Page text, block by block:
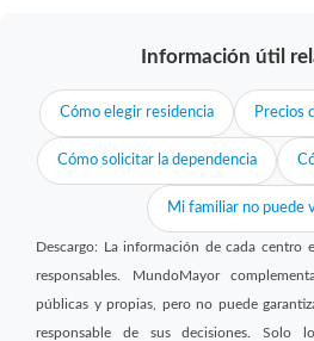
Información útil
Cómo elegir residencia Precios
Cómo solicitar la dependencia
Mi familiar no puede
Descargo: La información de cada centro
responsables. MundoMayor
públicas y propias, pero no puede
responsable de sus decisiones. Solo